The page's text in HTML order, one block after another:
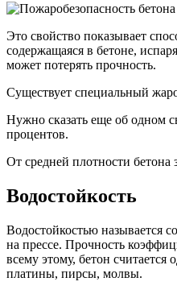
Это свойство показывает
содержащаяся в бетоне,
может потерять прочность.
Существует специальный
Нужно сказать еще об одном
процентов.
От средней плотности бетона
Водостойкость
Водостойкостью называется
на прессе. Прочность
всему этому, бетон
платины, пирсы, молвы.